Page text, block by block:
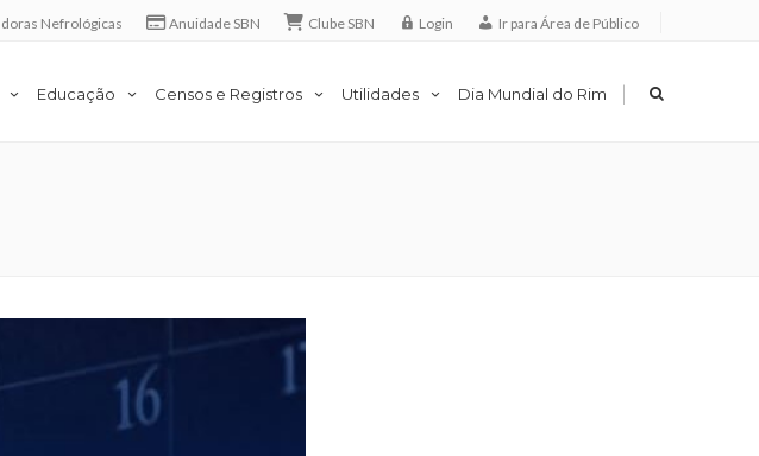
Nefrológicas Anuidade SBN Clube SBN Login Ir para Área de Público
Educação Censos e Registros Utilidades Dia Mundial do Rim |